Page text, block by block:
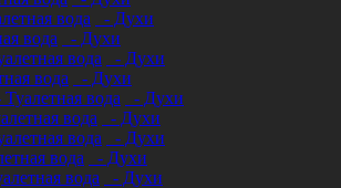
вода
- Духи
вода
- Духи
вода
- Духи
вода
- Духи
Туалетная вода
- Духи
вода
- Духи
вода
- Духи
вода
- Духи
вода
- Духи